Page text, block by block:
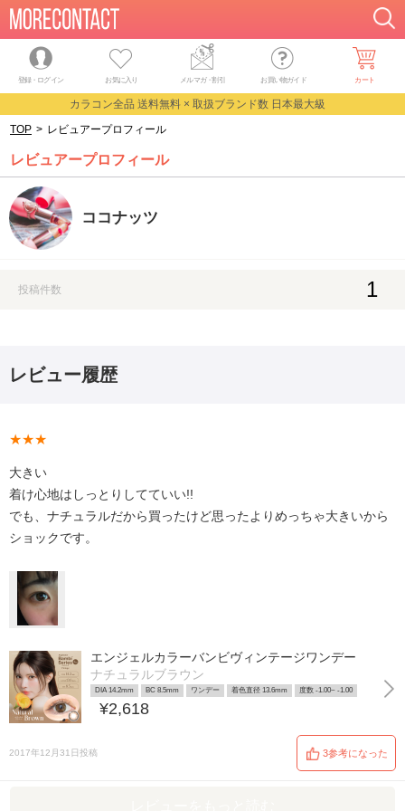
登録・ログイン お気に入り メルマガ・割引 お買い物ガイド カート
カラコン全品 送料無料 × 取扱ブランド数 日本最大級
TOP > レビュアープロフィール
レビュアープロフィール
ココナッツ
投稿件数 1
レビュー履歴
★★★
大きい
着け心地はしっとりしてていい!!
でも、ナチュラルだから買ったけど思ったよりめっちゃ大きいから
ショックです。
エンジェルカラーバンビヴィンテージワンデー
ナチュラルブラウン
DIA 14.2mm BC 8.5mm ワンデー 着色直径 13.6mm 度数 -1.00~ -1.00
¥2,618
2017年12月31日投稿 3参考になった